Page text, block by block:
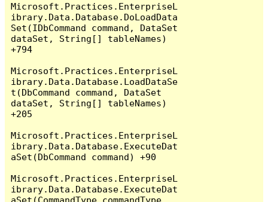
Microsoft.Practices.EnterpriseL
ibrary.Data.Database.DoLoadData
Set(IDbCommand command, DataSet
dataSet, String[] tableNames)
+794
Microsoft.Practices.EnterpriseL
ibrary.Data.Database.LoadDataSe
t(DbCommand command, DataSet
dataSet, String[] tableNames)
+205
Microsoft.Practices.EnterpriseL
ibrary.Data.Database.ExecuteDat
aSet(DbCommand command) +90
Microsoft.Practices.EnterpriseL
ibrary.Data.Database.ExecuteDat
aSet(CommandType commandType,